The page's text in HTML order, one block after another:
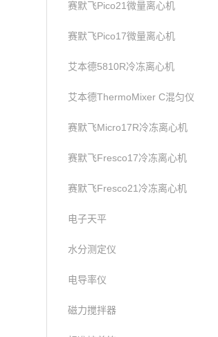
赛默飞Pico21微量离心机
赛默飞Pico17微量离心机
艾本德5810R冷冻离心机
艾本德ThermoMixer C混匀仪
赛默飞Micro17R冷冻离心机
赛默飞Fresco17冷冻离心机
赛默飞Fresco21冷冻离心机
电子天平
水分测定仪
电导率仪
磁力搅拌器